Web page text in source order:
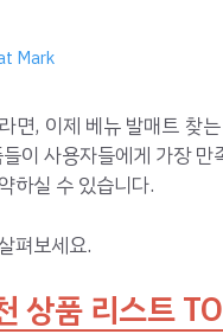
Mark
면, 이제 베뉴 발매트 찾
이 사용자들에게 가장
하실 수 있습니다.
펴보세요.
상품 리스트